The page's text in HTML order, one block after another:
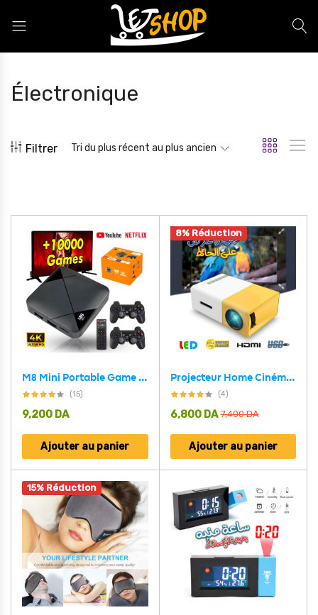
Électronique
Filtrer Tri du plus récent au plus ancien
M8 Mini Portable Game Box 4K Android TV BOX Video Gaming Console 10000 Games 64GB
(15)
9,200 DA
Ajouter au panier
8% Réduction
Projecteur Home Cinéma Multimédia 1080P Borrego YG300 FULL HD
(4)
7,400DA
6,800 DA
Ajouter au panier
15% Réduction